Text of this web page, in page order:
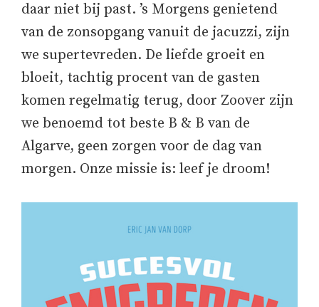
daar niet bij past. ’s Morgens genietend
van de zonsopgang vanuit de jacuzzi, zijn
we supertevreden. De liefde groeit en
bloeit, tachtig procent van de gasten
komen regelmatig terug, door Zoover zijn
we benoemd tot beste B & B van de
Algarve, geen zorgen voor de dag van
morgen. Onze missie is: leef je droom!